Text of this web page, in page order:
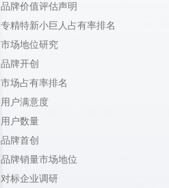
品牌价值评估声明
专精特新小巨人占有率排名
市场地位研究
品牌开创
市场占有率排名
用户满意度
用户数量
品牌首创
品牌销量市场地位
对标企业调研